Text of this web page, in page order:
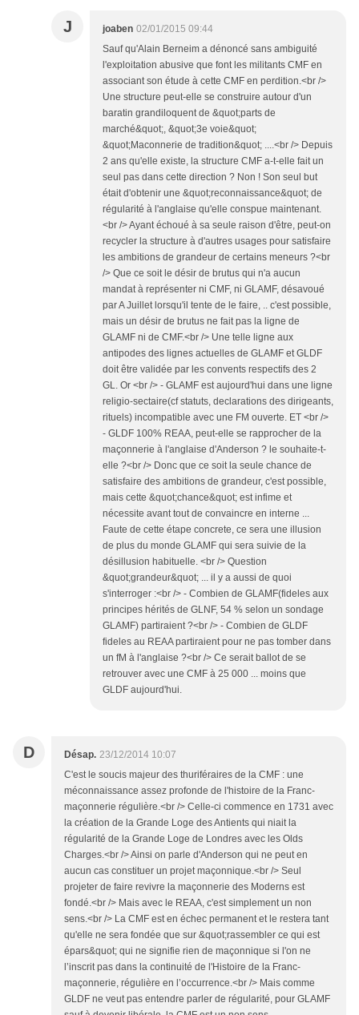
J joaben 02/01/2015 09:44
Sauf qu'Alain Berneim a dénoncé sans ambiguité
l'exploitation abusive que font les militants CMF en
associant son étude à cette CMF en perdition.<br />
Une structure peut-elle se construire autour d'un
baratin grandiloquent de &quot;parts de
marché&quot;, &quot;3e voie&quot;
&quot;Maconnerie de tradition&quot; ....<br /> Depuis
2 ans qu'elle existe, la structure CMF a-t-elle fait un
seul pas dans cette direction ? Non ! Son seul but
était d'obtenir une &quot;reconnaissance&quot; de
régularité à l'anglaise qu'elle conspue maintenant.
<br /> Ayant échoué à sa seule raison d'être, peut-on
recycler la structure à d'autres usages pour satisfaire
les ambitions de grandeur de certains meneurs ?<br
/> Que ce soit le désir de brutus qui n'a aucun
mandat à représenter ni CMF, ni GLAMF, désavoué
par A Juillet lorsqu'il tente de le faire, .. c'est possible,
mais un désir de brutus ne fait pas la ligne de
GLAMF ni de CMF.<br /> Une telle ligne aux
antipodes des lignes actuelles de GLAMF et GLDF
doit être validée par les convents respectifs des 2
GL. Or <br /> - GLAMF est aujourd'hui dans une ligne
religio-sectaire(cf statuts, declarations des dirigeants,
rituels) incompatible avec une FM ouverte. ET <br />
- GLDF 100% REAA, peut-elle se rapprocher de la
maçonnerie à l'anglaise d'Anderson ? le souhaite-t-
elle ?<br /> Donc que ce soit la seule chance de
satisfaire des ambitions de grandeur, c'est possible,
mais cette &quot;chance&quot; est infime et
nécessite avant tout de convaincre en interne ...
Faute de cette étape concrete, ce sera une illusion
de plus du monde GLAMF qui sera suivie de la
désillusion habituelle. <br /> Question
&quot;grandeur&quot; ... il y a aussi de quoi
s'interroger :<br /> - Combien de GLAMF(fideles aux
principes hérités de GLNF, 54 % selon un sondage
GLAMF) partiraient ?<br /> - Combien de GLDF
fideles au REAA partiraient pour ne pas tomber dans
un fM à l'anglaise ?<br /> Ce serait ballot de se
retrouver avec une CMF à 25 000 ... moins que
GLDF aujourd'hui.
D Désap. 23/12/2014 10:07
C'est le soucis majeur des thuriféraires de la CMF : une
méconnaissance assez profonde de l'histoire de la Franc-
maçonnerie régulière.<br /> Celle-ci commence en 1731 avec
la création de la Grande Loge des Antients qui niait la
régularité de la Grande Loge de Londres avec les Olds
Charges.<br /> Ainsi on parle d'Anderson qui ne peut en
aucun cas constituer un projet maçonnique.<br /> Seul
projeter de faire revivre la maçonnerie des Moderns est
fondé.<br /> Mais avec le REAA, c'est simplement un non
sens.<br /> La CMF est en échec permanent et le restera tant
qu'elle ne sera fondée que sur &quot;rassembler ce qui est
épars&quot; qui ne signifie rien de maçonnique si l'on ne
l’inscrit pas dans la continuité de l'Histoire de la Franc-
maçonnerie, régulière en l’occurrence.<br /> Mais comme
GLDF ne veut pas entendre parler de régularité, pour GLAMF